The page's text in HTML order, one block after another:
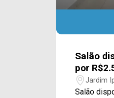
Salão
por
Jardim
Jardim
Salão